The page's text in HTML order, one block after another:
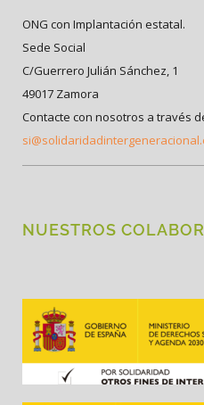
ONG con Implantación estatal.
Sede Social
C/Guerrero Julián Sánchez, 1
49017 Zamora
Contacte con nosotros a través
NUESTROS